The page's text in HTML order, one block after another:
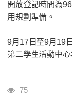
開放登記時間為
用規劃準備。
9月17日至9月19
第二學生活動中
Visits
75